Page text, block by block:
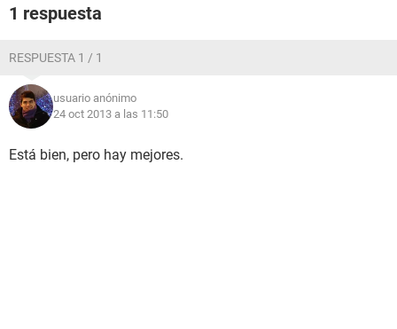
1 respuesta
RESPUESTA 1 / 1
usuario anónimo
24 oct 2013 a las 11:50
Está bien, pero hay mejores.